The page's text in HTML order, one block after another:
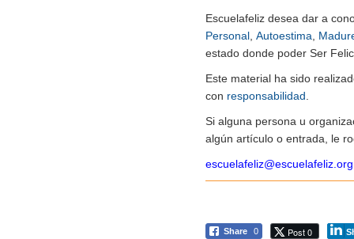
Escuelafeliz desea dar a
Personal Autoestima
estado donde poder Ser
Este material ha sido
con responsabilidad
Si alguna persona u
algún artículo o entrada, le
escuelafeliz@escuelafeliz.org
Share 0 Post 0